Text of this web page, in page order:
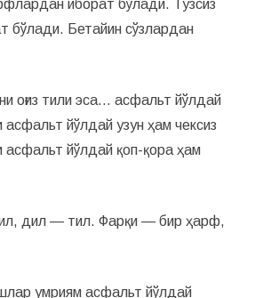
иборат бўлади. Тузсиз
бўлади. Бетайин сўзлардан
оғиз тили эса… асфальт йўлдай
асфальт йўлдай узун ҳам чексиз
асфальт йўлдай қоп-қора ҳам
дил — тил. Фарқи — бир ҳарф,
умриям асфальт йўлдай